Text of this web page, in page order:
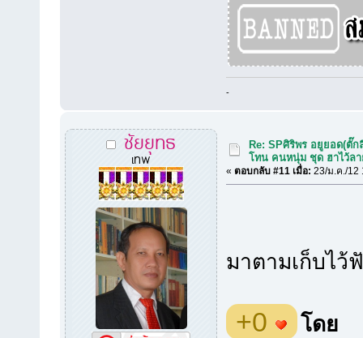
-
ชัยยุทธ
เทพ
Re: SPศิริพร อยูยอด(ตั๊
โทน คนหนุ่ม ชุด ฮาไว้ล
« ตอบกลับ #11 เมื่อ: 23/ม.ค./12
มาตามเก็บไว้
+0 โดย